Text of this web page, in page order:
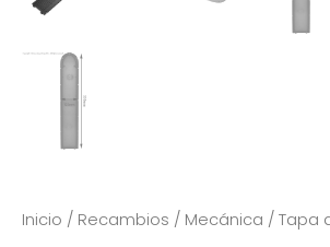
Inicio / Recambios / Mecánica / Tapa